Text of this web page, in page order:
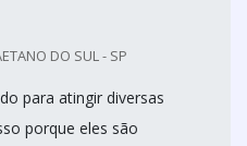
DO SUL - SP
para atingir diversas
porque eles são